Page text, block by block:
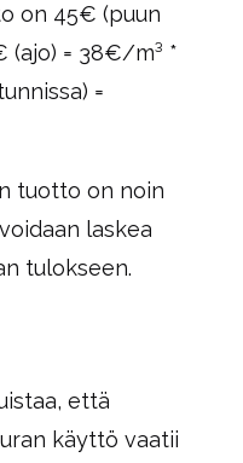
on 45€ (puun
(ajo) = 38€/m³ *
=
tuotto on noin
laskea
tulokseen.
että
käyttö vaatii